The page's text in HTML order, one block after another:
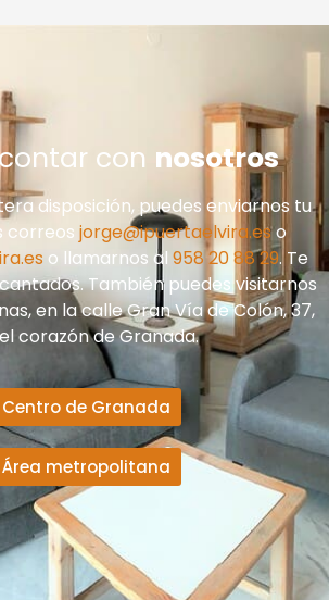
con nosotros
disposición, puedes enviarnos tu
correos jorge@ipuertaelvira.eso
o llamarnos al 958 20 88 29. Te
También puedes visitarnos
en la calle Gran Vía de Colón, 37,
corazón de Granada.
Centro de Granada
Área metropolitana